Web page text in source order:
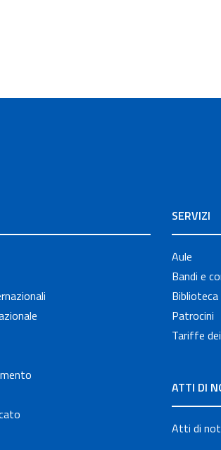
SERVIZI
Aule
Bandi e
Biblioteca
Patrocini
Tariffe
ATTI DI
Atti di